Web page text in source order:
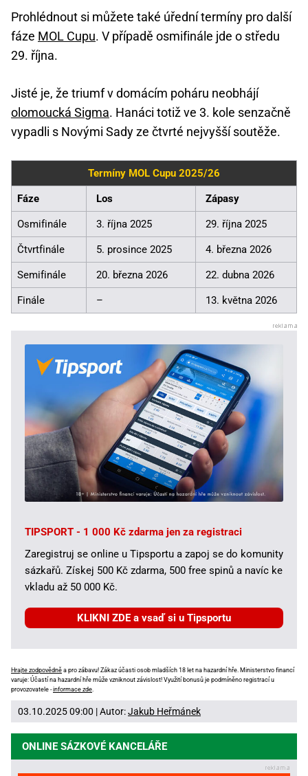
Prohlédnout si můžete také úřední termíny pro další
fáze MOL Cupu. V případě osmifinále jde o středu
29. října.
Jisté je, že triumf v domácím poháru neobhájí
olomoucká Sigma. Hanáci totiž ve 3. kole senzačně
vypadli s Novými Sady ze čtvrté nejvyšší soutěže.
Termíny MOL Cupu 2025/26
Fáze Los Zápasy
Osmifinále 3. října 2025 29. října 2025
Čtvrtfinále 5. prosince 2025 4. března 2026
Semifinále 20. března 2026 22. dubna 2026
Finále – 13. května 2026
TIPSPORT - 1 000 Kč zdarma jen za registraci
Zaregistruj se online u Tipsportu a zapoj se do komunity
sázkařů. Získej 500 Kč zdarma, 500 free spinů a navíc ke
vkladu až 50 000 Kč.
KLIKNI ZDE a vsaď si u Tipsportu
Hrajte zodpovědně a pro zábavu! Zákaz účasti osob mladších 18 let na hazardní hře. Ministerstvo financí
varuje: Účastí na hazardní hře může vzniknout závislost! Využití bonusů je podmíněno registrací u
provozovatele -informace zde
03.10.2025 09:00 | Autor:Jakub Heřmánek
ONLINE SÁZKOVÉ KANCELÁŘE